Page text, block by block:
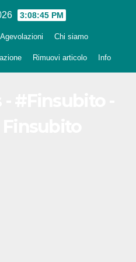
3:08:46 PM
Chi siamo
Rimuovi articolo Info